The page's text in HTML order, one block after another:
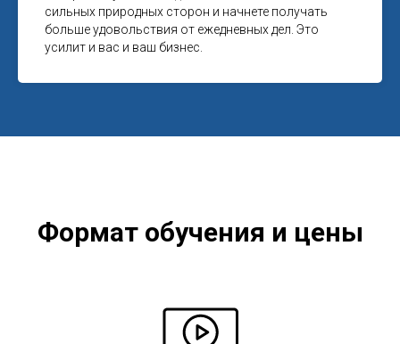
сильных природных сторон и начнете получать
больше удовольствия от ежедневных дел. Это
усилит и вас и ваш бизнес.
Формат обучения и цены